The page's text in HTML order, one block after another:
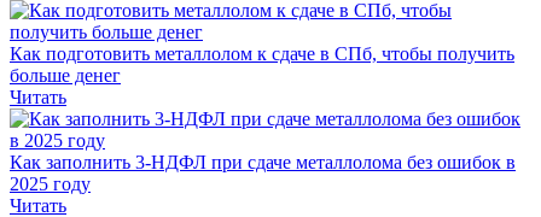
Как подготовить металлолом к сдаче в СПб, чтобы получить
больше денег
Читать
Как заполнить 3-НДФЛ при сдаче металлолома без ошибок в
2025 году
Читать